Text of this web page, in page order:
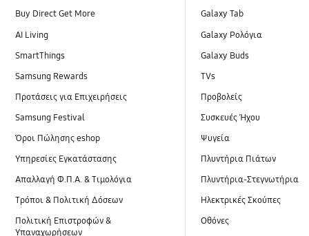
Buy Direct Get More
AI Living
SmartThings
Samsung Rewards
Προτάσεις για Επιχειρήσεις
Samsung Festival
Όροι Πώλησης eshop
Υπηρεσίες Εγκατάστασης
Απαλλαγή Φ.Π.Α. & Τιμολόγια
Τρόποι & Πολιτική Δόσεων
Πολιτική Επιστροφών &
Υπαναχωρήσεων
Galaxy Tab
Galaxy Ρολόγια
Galaxy Buds
TVs
Προβολείς
Συσκευές Ήχου
Ψυγεία
Πλυντήρια Πιάτων
Πλυντήρια-Στεγνωτήρια
Ηλεκτρικές Σκούπες
Οθόνες